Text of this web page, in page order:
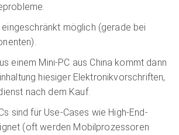
eingeschränkt möglich (gerade bei
einem Mini-PC aus China kommt dann
hiesiger Elektronikvorschriften,
nach dem Kauf.
sind für Use-Cases wie High-End-
(oft werden Mobilprozessoren